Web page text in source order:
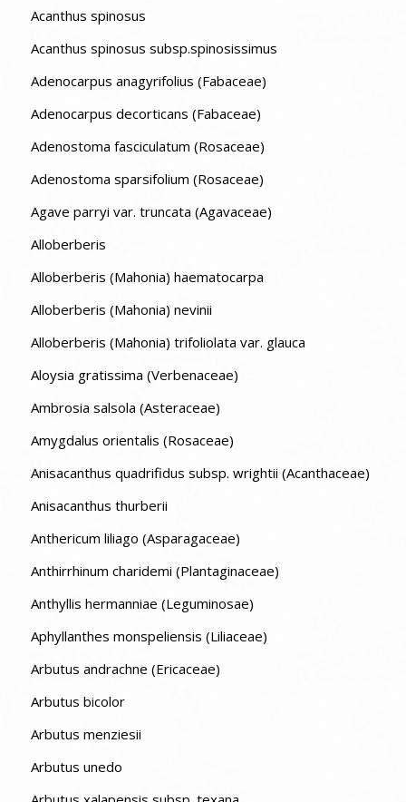
Acanthus spinosus
Acanthus spinosus subsp.spinosissimus
Adenocarpus anagyrifolius (Fabaceae)
Adenocarpus decorticans (Fabaceae)
Adenostoma fasciculatum (Rosaceae)
Adenostoma sparsifolium (Rosaceae)
Agave parryi var. truncata (Agavaceae)
Alloberberis
Alloberberis (Mahonia) haematocarpa
Alloberberis (Mahonia) nevinii
Alloberberis (Mahonia) trifoliolata var. glauca
Aloysia gratissima (Verbenaceae)
Ambrosia salsola (Asteraceae)
Amygdalus orientalis (Rosaceae)
Anisacanthus quadrifidus subsp. wrightii (Acanthaceae)
Anisacanthus thurberii
Anthericum liliago (Asparagaceae)
Anthirrhinum charidemi (Plantaginaceae)
Anthyllis hermanniae (Leguminosae)
Aphyllanthes monspeliensis (Liliaceae)
Arbutus andrachne (Ericaceae)
Arbutus bicolor
Arbutus menziesii
Arbutus unedo